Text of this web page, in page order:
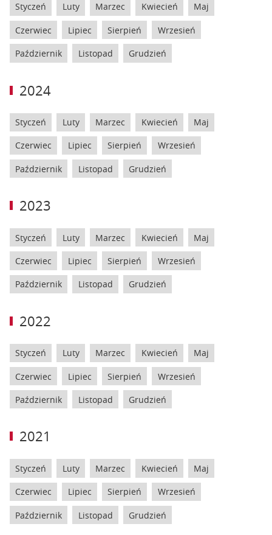
Styczeń Luty Marzec Kwiecień Maj
Czerwiec Lipiec Sierpień Wrzesień
Październik Listopad Grudzień
2024
Styczeń Luty Marzec Kwiecień Maj
Czerwiec Lipiec Sierpień Wrzesień
Październik Listopad Grudzień
2023
Styczeń Luty Marzec Kwiecień Maj
Czerwiec Lipiec Sierpień Wrzesień
Październik Listopad Grudzień
2022
Styczeń Luty Marzec Kwiecień Maj
Czerwiec Lipiec Sierpień Wrzesień
Październik Listopad Grudzień
2021
Styczeń Luty Marzec Kwiecień Maj
Czerwiec Lipiec Sierpień Wrzesień
Październik Listopad Grudzień